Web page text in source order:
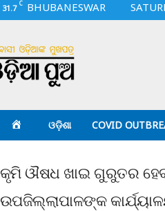
31.7 C BHUBANESWAR
ଓଡ଼ିଶା COVID
କୃମି ଔଷଧ ଖାଇ ଗୁରୁତର
ଉପଜିଲ୍ଲାପାଳଙ୍କ